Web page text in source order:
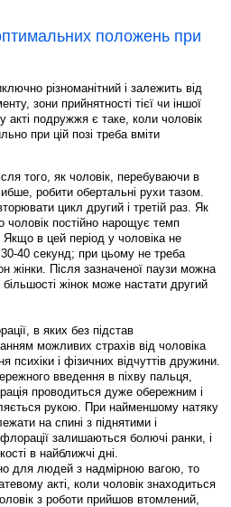
положень при
різноманітний і залежить від
зони прийнятності тієї чи іншої
подружжя є таке, коли чоловік
при цій позі треба вміти
того, як чоловік, перебуваючи в
робити обертальні рухи тазом.
цикл другий і третій раз. Як
чоловік постійно нарощує темп
в цей період у чоловіка не
40 секунд; при цьому не треба
жінки. Після зазначеної паузи можна
жінок може настати другий
в яких без підстав
можливих страхів від чоловіка
психіки і фізичних відчуттів дружини.
введення в піхву пальця,
проводиться дуже обережним і
рукою. При найменшому натяку
на спині з піднятими і
залишаються болючі ранки, і
в найближчі дні.
для людей з надмірною вагою, то
акті, коли чоловік знаходиться
з роботи прийшов втомлений,